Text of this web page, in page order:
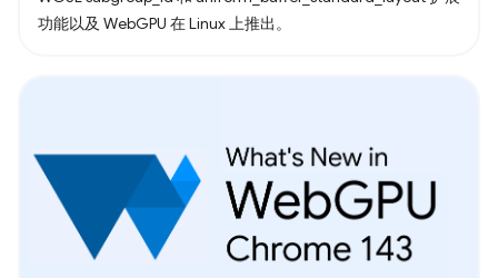
功能以及 WebGPU 在 Linux 上推出。